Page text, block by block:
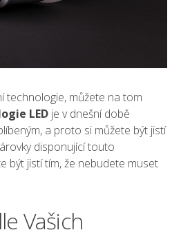
technologie, můžete na tom
LED je v dnešní době
a proto si můžete být jistí
disponující touto
být jistí tím, že nebudete muset
Vašich